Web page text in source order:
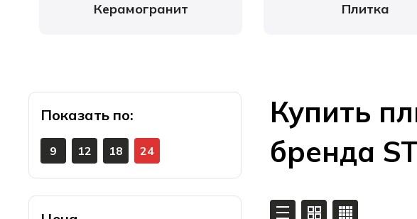
Керамогранит Плитка
Показать
9 12 18 24
Купить
бренда